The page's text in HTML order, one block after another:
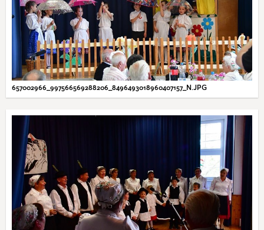
657002966_997566569288206_8496493018960407157_N.JPG